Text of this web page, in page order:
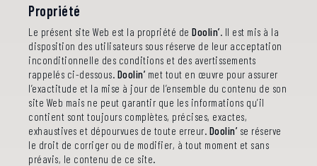
Propriété
Le présent site Web est la propriété de Doolin’. Il est mis à la
disposition des utilisateurs sous réserve de leur acceptation
inconditionnelle des conditions et des avertissements
rappelés ci-dessous. Doolin’ met tout en œuvre pour assurer
l’exactitude et la mise à jour de l’ensemble du contenu de son
site Web mais ne peut garantir que les informations qu’il
contient sont toujours complètes, précises, exactes,
exhaustives et dépourvues de toute erreur. Doolin’ se réserve
le droit de corriger ou de modifier, à tout moment et sans
préavis, le contenu de ce site.